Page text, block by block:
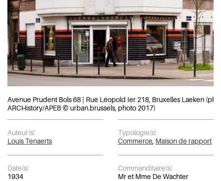
Avenue Prudent Bols 68 | Rue Léopold Ier 218, Bruxelles Laeken
ARCHistory/APEB © urban.brussels, photo 2017)
Auteur(s)
Louis Tenaerts
Typologie(s)
Commerce Maison de rapport
Date(s)
1934
Commanditaire(s)
Mr et Mme De Wachter